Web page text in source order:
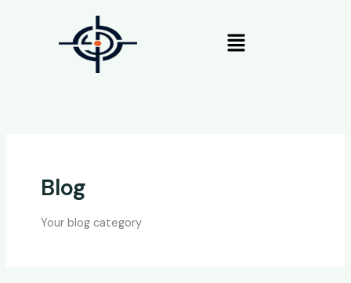
Menú
Blog
Your blog category